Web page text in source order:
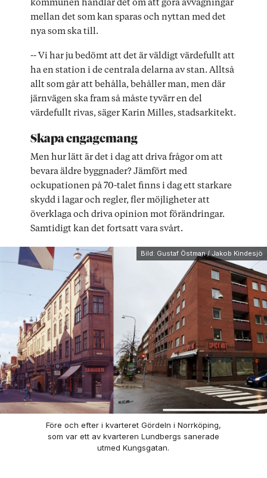
kommunen handlar det om att göra avvägningar
mellan det som kan sparas och nyttan med det
nya som ska till.
-- Vi har ju bedömt att det är väldigt värdefullt att
ha en station i de centrala delarna av stan. Alltså
allt som går att behålla, behåller man, men där
järnvägen ska fram så måste tyvärr en del
värdefullt rivas, säger Karin Milles, stadsarkitekt.
Skapa engagemang
Men hur lätt är det i dag att driva frågor om att
bevara äldre byggnader? Jämfört med
ockupationen på 70-talet finns i dag ett starkare
skydd i lagar och regler, fler möjligheter att
överklaga och driva opinion mot förändringar.
Samtidigt kan det fortsatt vara svårt.
Bild: Gustaf Östman / Jakob Kindesjö
Före och efter i kvarteret Gördeln i Norrköping,
som var ett av kvarteren Lundbergs sanerade
utmed Kungsgatan.